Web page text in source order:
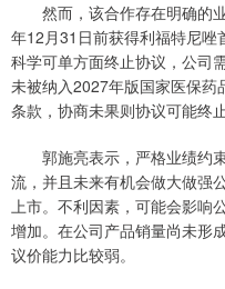
然而，该合作存在明确的业
年12月31日前获得利福特尼唑
科学可单方面终止协议，公司
未被纳入2027年版国家医保药
条款，协商未果则协议可能终止
郭施亮表示，严格业绩约束
流，并且未来有机会做大做强
上市。不利因素，可能会影响
增加。在公司产品销量尚未形
议价能力比较弱。